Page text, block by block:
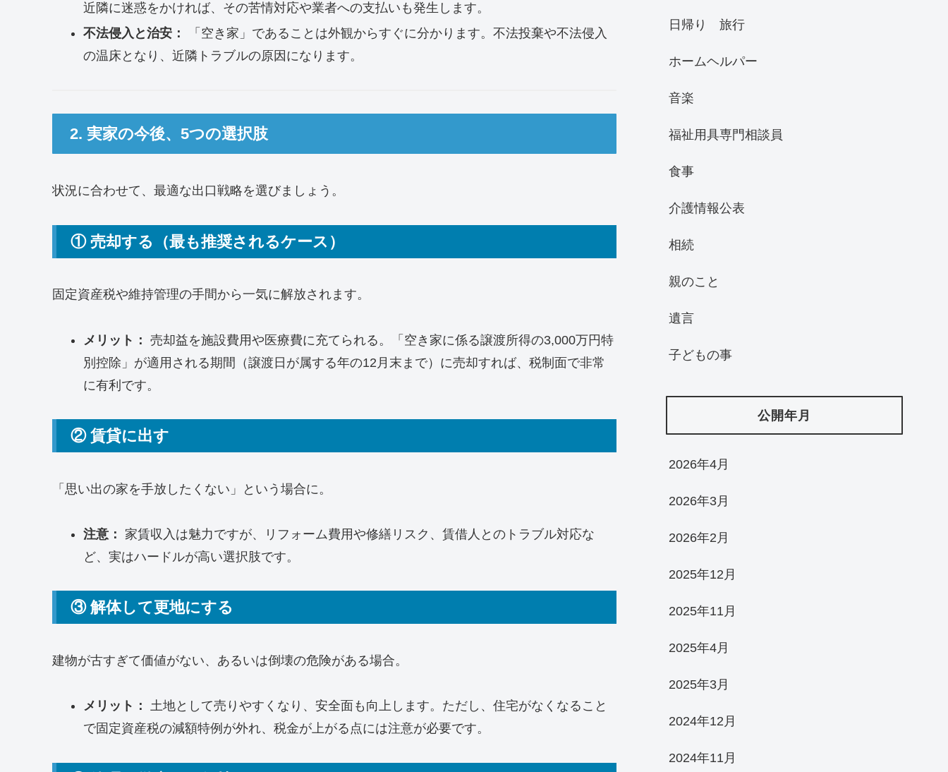
近隣に迷惑をかければ、その苦情対応や業者への支払いも発生します。
不法侵入と治安：
「空き家」であることは外観からすぐに分かります。不法投棄や不法侵入
の温床となり、近隣トラブルの原因になります。
2. 実家の今後、5つの選択肢
状況に合わせて、最適な出口戦略を選びましょう。
① 売却する（最も推奨されるケース）
固定資産税や維持管理の手間から一気に解放されます。
メリット： 売却益を施設費用や医療費に充てられる。「空き家に係る譲渡所得の3,000万円特
別控除」が適用される期間（譲渡日が属する年の12月末まで）に売却すれば、税制面で非常
に有利です。
② 賃貸に出す
「思い出の家を手放したくない」という場合に。
注意：
家賃収入は魅力ですが、リフォーム費用や修繕リスク、賃借人とのトラブル対応な
ど、実はハードルが高い選択肢です。
③ 解体して更地にする
建物が古すぎて価値がない、あるいは倒壊の危険がある場合。
メリット： 土地として売りやすくなり、安全面も向上します。ただし、住宅がなくなること
で固定資産税の減額特例が外れ、税金が上がる点には注意が必要です。
日帰り 旅行
ホームヘルパー
音楽
福祉用具専門相談員
食事
介護情報公表
相続
親のこと
遺言
子どもの事
公開年月
2026年4月
2026年3月
2026年2月
2025年12月
2025年11月
2025年4月
2025年3月
2024年12月
2024年11月